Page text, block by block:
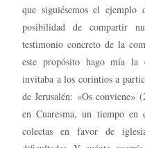
que siguiésemos el
posibilidad de compartir
testimonio concreto de la
este propósito hago mía la
invitaba a los corintios a
de Jerusalén: «Os conviene»
en Cuaresma, un tiempo en
colectas en favor de